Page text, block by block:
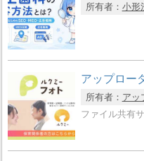
所有者： 小形
アップロー
所有者： アッ
ファイル共有